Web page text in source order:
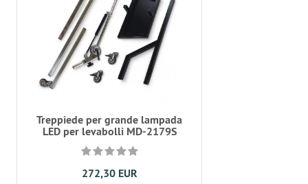
Treppiede per grande lampada
LED per levabolli MD-2179S
272,30 EUR